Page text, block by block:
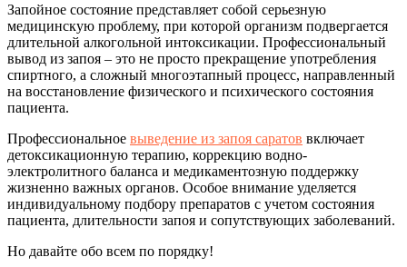
Запойное состояние представляет собой серьезную
медицинскую проблему, при которой организм подвергается
длительной алкогольной интоксикации. Профессиональный
вывод из запоя – это не просто прекращение употребления
спиртного, а сложный многоэтапный процесс, направленный
на восстановление физического и психического состояния
пациента.
Профессиональное выведение из запоя саратов включает
детоксикационную терапию, коррекцию водно-
электролитного баланса и медикаментозную поддержку
жизненно важных органов. Особое внимание уделяется
индивидуальному подбору препаратов с учетом состояния
пациента, длительности запоя и сопутствующих заболеваний.
Но давайте обо всем по порядку!